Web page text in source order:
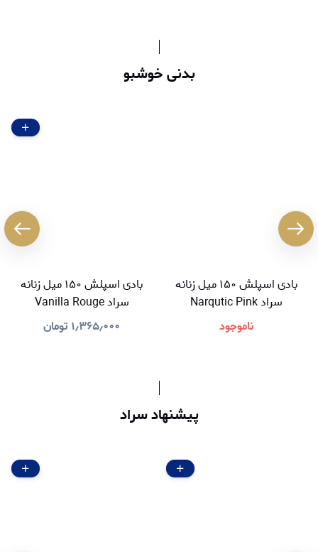
بدنی خوشبو
بادی اسپلش ۱۵۰ میل زنانه
سراد Narqutic Pink
ناموجود
بادی اسپلش ۱۵۰ میل زنانه
سراد Vanilla Rouge
۱٫۳۶۵٫۰۰۰ تومان
پیشنهاد سراد